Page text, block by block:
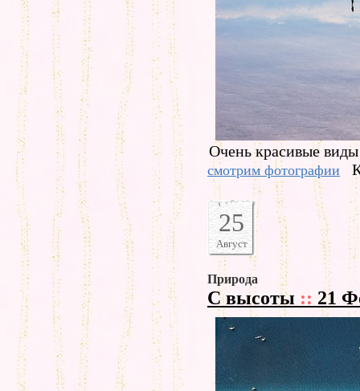
Очень красивые
смотрим фотографии
25
Август
Природа
С высоты :: 21